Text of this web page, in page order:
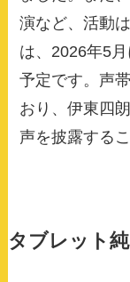
演など、活動
は、2026年5月
予定です。声
おり、伊東四
声を披露する
タブレット